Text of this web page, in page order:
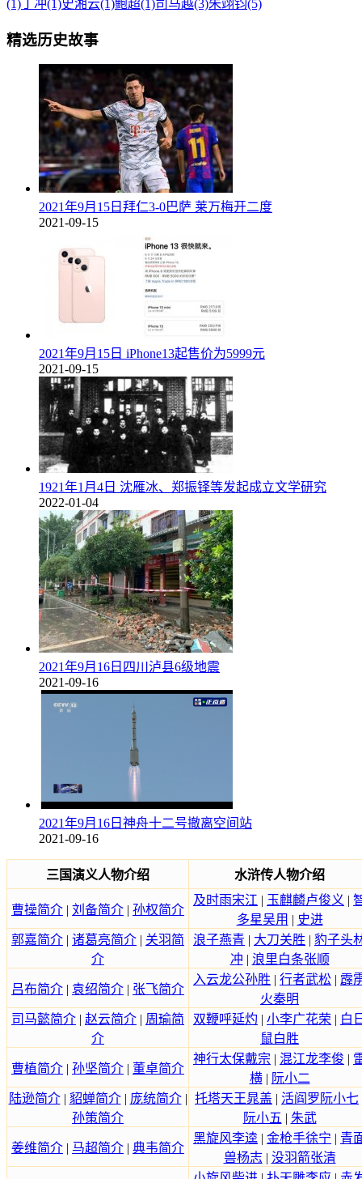
(1) 丁冲(1)史湘云(1)鲍超(1)司马越(3)朱翊钧(5)
精选历史故事
2021年9月15日拜仁3-0巴萨 莱万梅开二度
2021-09-15
2021年9月15日 iPhone13起售价为5999元
2021-09-15
1921年1月4日 沈雁冰、郑振铎等发起成立文学研究
2022-01-04
2021年9月16日四川泸县6级地震
2021-09-16
2021年9月16日神舟十二号撤离空间站
2021-09-16
三国演义人物介绍 水浒传人物介绍
曹操简介 | 刘备简介 | 孙权简介
及时雨宋江 | 玉麒麟卢俊义 |
多星吴用 | 史进
郭嘉简介 | 诸葛亮简介 | 关羽简
介
浪子燕青 | 大刀关胜 | 豹子头
冲 | 浪里白条张顺
吕布简介 | 袁绍简介 | 张飞简介
入云龙公孙胜 | 行者武松 | 霹
火秦明
司马懿简介 | 赵云简介 | 周瑜简
介
双鞭呼延灼 | 小李广花荣 | 白
鼠白胜
曹植简介 | 孙坚简介 | 董卓简介
神行太保戴宗 | 混江龙李俊 |
横| 阮小二
陆逊简介| 貂蝉简介| 庞统简介|
孙策简介
托塔天王晁盖 | 活阎罗阮小七
阮小五 | 朱武
姜维简介 | 马超简介 | 典韦简介
黑旋风李逵 | 金枪手徐宁 | 青
兽杨志| 没羽箭张清